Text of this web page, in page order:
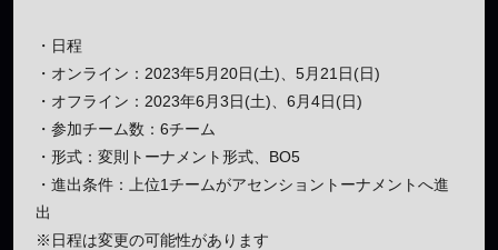
・日程
・オンライン：2023年5月20日(土)、5月21日(日)
・オフライン：2023年6月3日(土)、6月4日(日)
・参加チーム数：6チーム
・形式：変則トーナメント形式、BO5
・進出条件：上位1チームがアセンショントーナメントへ進
出
※日程は変更の可能性があります